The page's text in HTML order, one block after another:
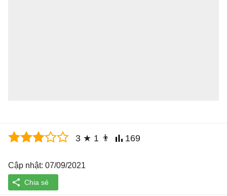
3 ★ 1 👨 169
Cập nhật: 07/09/2021